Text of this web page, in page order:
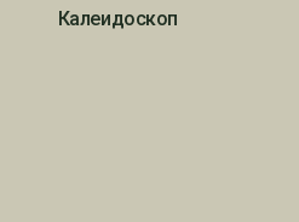
Калеидоскоп